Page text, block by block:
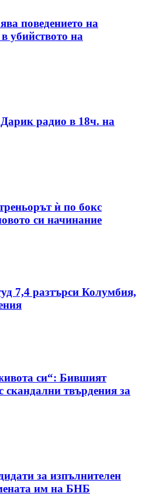
поведението на
убийството на
радио в 18ч. на
ѝ по бокс
си начинание
7,4 разтърси Колумбия,
си“: Бившият
твърдения за
за изпълнителен
им на БНБ